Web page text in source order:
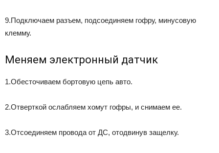
9.Подключаем разъем, подсоединяем гофру, минусовую
клемму.
Меняем электронный датчик
1.Обесточиваем бортовую цепь авто.
2.Отверткой ослабляем хомут гофры, и снимаем ее.
3.Отсоединяем провода от ДС, отодвинув защелку.